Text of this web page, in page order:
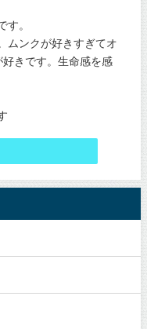
す。
ムンクが好きすぎてオ
きです。生命感を感